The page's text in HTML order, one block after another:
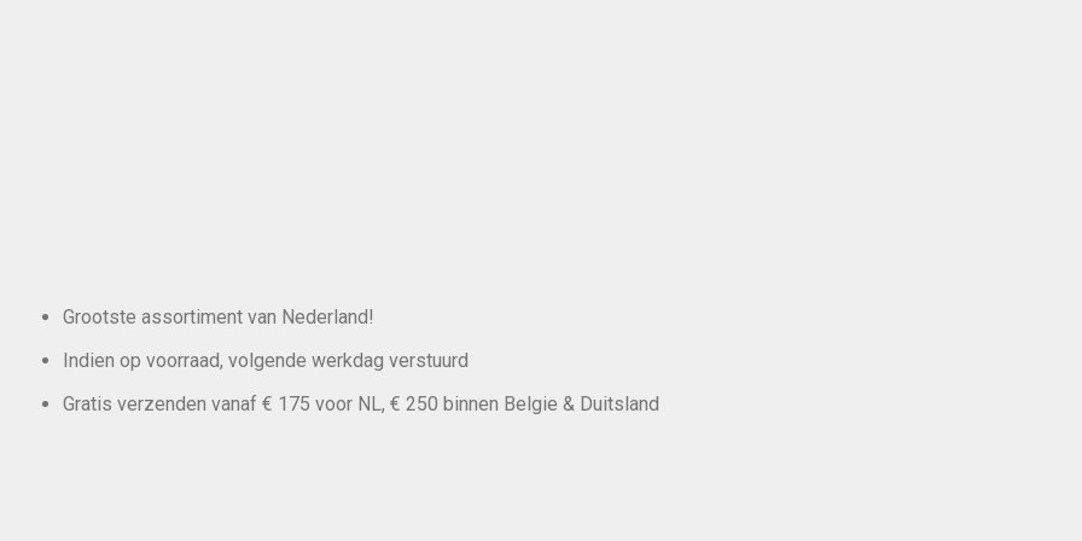
Grootste assortiment van Nederland!
Indien op voorraad, volgende werkdag verstuurd
Gratis verzenden vanaf € 175 voor NL, € 250 binnen Belgie & Duitsland